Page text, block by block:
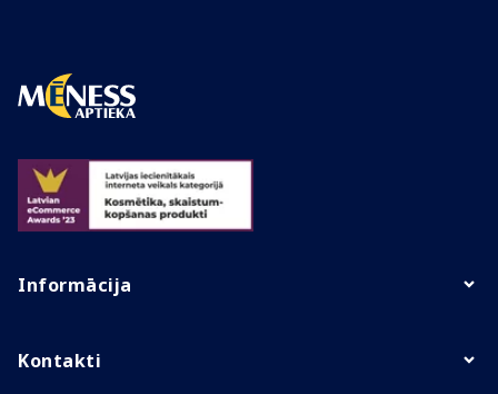
Informācija
Kontakti